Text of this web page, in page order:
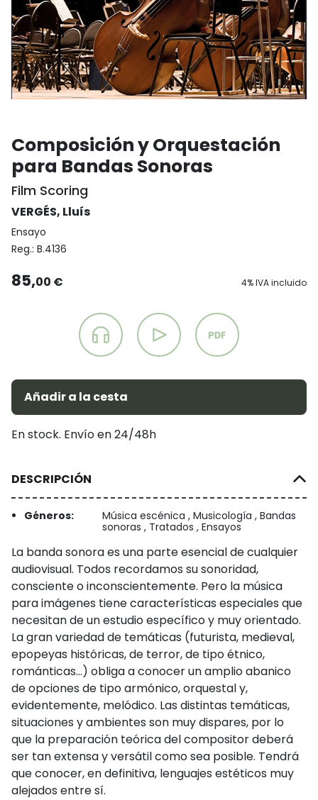
Composición y Orquestación
para Bandas Sonoras
Film Scoring
VERGÉS, Lluís
Ensayo
Reg.: B.4136
85,00 € 4% IVA incluido
Añadir a la cesta
En stock. Envío en 24/48h
DESCRIPCIÓN
Géneros:
Música escénica , Musicología , Bandas
sonoras , Tratados , Ensayos
La banda sonora es una parte esencial de cualquier
audiovisual. Todos recordamos su sonoridad,
consciente o inconscientemente. Pero la música
para imágenes tiene características especiales que
necesitan de un estudio específico y muy orientado.
La gran variedad de temáticas (futurista, medieval,
epopeyas históricas, de terror, de tipo étnico,
románticas…) obliga a conocer un amplio abanico
de opciones de tipo armónico, orquestal y,
evidentemente, melódico. Las distintas temáticas,
situaciones y ambientes son muy dispares, por lo
que la preparación teórica del compositor deberá
ser tan extensa y versátil como sea posible. Tendrá
que conocer, en definitiva, lenguajes estéticos muy
alejados entre sí.